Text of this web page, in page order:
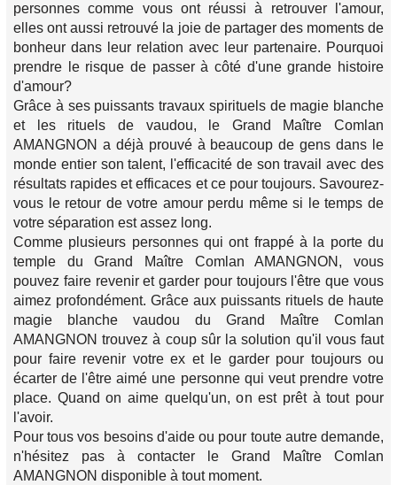
personnes comme vous ont réussi à retrouver l'amour,
elles ont aussi retrouvé la joie de partager des moments de
bonheur dans leur relation avec leur partenaire. Pourquoi
prendre le risque de passer à côté d'une grande histoire
d'amour?
Grâce à ses puissants travaux spirituels de magie blanche
et les rituels de vaudou, le Grand Maître Comlan
AMANGNON a déjà prouvé à beaucoup de gens dans le
monde entier son talent, l'efficacité de son travail avec des
résultats rapides et efficaces et ce pour toujours. Savourez-
vous le retour de votre amour perdu même si le temps de
votre séparation est assez long.
Comme plusieurs personnes qui ont frappé à la porte du
temple du Grand Maître Comlan AMANGNON, vous
pouvez faire revenir et garder pour toujours l'être que vous
aimez profondément. Grâce aux puissants rituels de haute
magie blanche vaudou du Grand Maître Comlan
AMANGNON trouvez à coup sûr la solution qu'il vous faut
pour faire revenir votre ex et le garder pour toujours ou
écarter de l'être aimé une personne qui veut prendre votre
place. Quand on aime quelqu'un, on est prêt à tout pour
l'avoir.
Pour tous vos besoins d'aide ou pour toute autre demande,
n'hésitez pas à contacter le Grand Maître Comlan
AMANGNON disponible à tout moment.